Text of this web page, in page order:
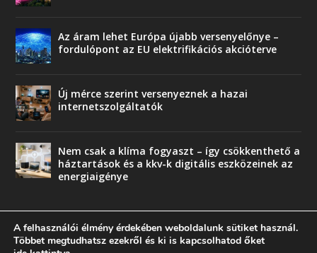
Az áram lehet Európa újabb versenyelőnye –
fordulópont az EU elektrifikációs akcióterve
Új mérce szerint versenyeznek a hazai
internetszolgáltatók
Nem csak a klíma fogyaszt – így csökkenthető a
háztartások és a kkv-k digitális eszközeinek az
energiaigénye
A felhasználói élmény érdekében weboldalunk sütiket használ.
Többet megtudhatsz ezekről és ki is kapcsolhatod őket